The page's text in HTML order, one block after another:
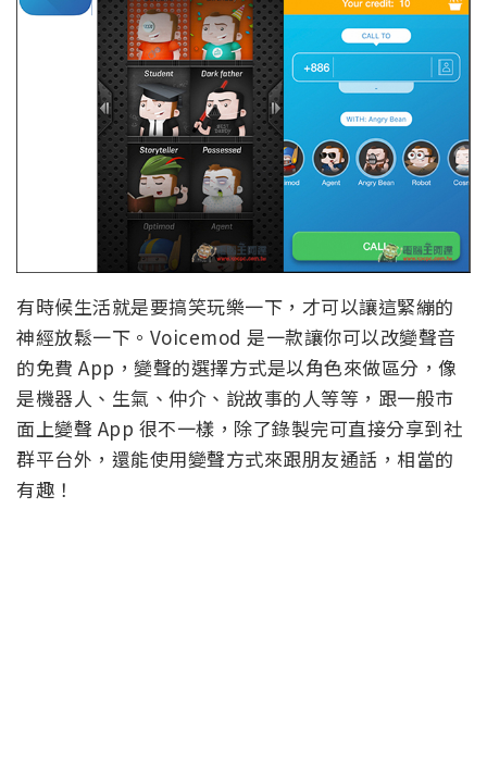
有時候生活就是要搞笑玩樂一下，才可以讓這緊繃的
神經放鬆一下。Voicemod 是一款讓你可以改變聲音
的免費 App，變聲的選擇方式是以角色來做區分，像
是機器人、生氣、仲介、說故事的人等等，跟一般市
面上變聲 App 很不一樣，除了錄製完可直接分享到社
群平台外，還能使用變聲方式來跟朋友通話，相當的
有趣！